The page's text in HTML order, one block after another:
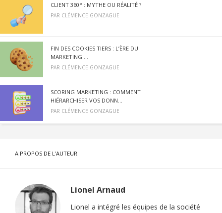
CLIENT 360° : MYTHE OU RÉALITÉ ?
PAR CLÉMENCE GONZAGUE
FIN DES COOKIES TIERS : L’ÈRE DU
MARKETING ...
PAR CLÉMENCE GONZAGUE
SCORING MARKETING : COMMENT
HIÉRARCHISER VOS DONN...
PAR CLÉMENCE GONZAGUE
A PROPOS DE L'AUTEUR
Lionel Arnaud
Lionel a intégré les équipes de la société